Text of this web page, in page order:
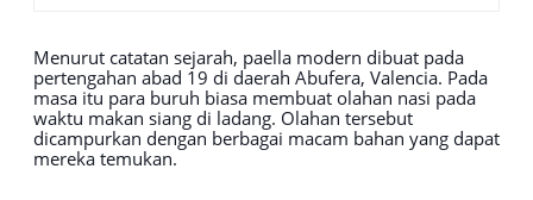
Menurut catatan sejarah, paella modern dibuat pada
pertengahan abad 19 di daerah Abufera, Valencia. Pada
masa itu para buruh biasa membuat olahan nasi pada
waktu makan siang di ladang. Olahan tersebut
dicampurkan dengan berbagai macam bahan yang dapat
mereka temukan.